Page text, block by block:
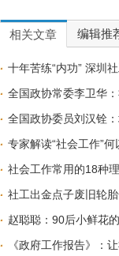
相关文章 编辑推
十年苦练“内功” 深圳
全国政协常委李卫华
全国政协委员刘汉铨
专家解读“社会工作”
社会工作常用的18种
社工出金点子废旧轮
赵聪聪：90后小鲜花
《政府工作报告》：